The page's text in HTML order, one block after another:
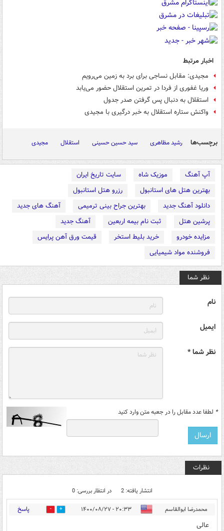
اخبار مرتبط
مجیدی: مقابل نساجی برای برد به زمین می‌رویم
وریا غفوری از فردا در تمرین استقلال حضور می‌یابد
استقلال به دنبال پس گرفتن صدر جدول
واکنش ستاره استقلال به خبر درگیری با مجیدی
برچسب‌ها رشید مظاهری سید حسین حسینی استقلال مجیدی
آپ آهنگ موزیک شاه
سایت تاریخ ایران
بهترین هتل های استانبول
رزرو هتل استانبول
دانلود آهنگ جدید
بهترین جراح بینی ترمیمی
آهنگ های جدید
پرشین هتل
ثبت نام بیمه اربعین
آهنگ جدید
مزایده خودرو
خرید بلیط استخر
قیمت ورق آهن پرایس
فروشنده مواد شیمیایی
نظر شما
نام
ایمیل
نظر شما *
* لطفا عدد مقابل را در جعبه متن وارد کنید
نظرات
انتشار یافته: 2 در انتظار بررسی: 0
محمدرضا ابوالقاسم ۲۰:۳۳ - ۱۴۰۰/۰۸/۲۷ 6 پاسخ
عالی